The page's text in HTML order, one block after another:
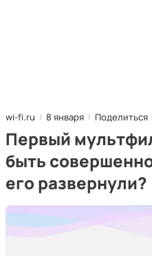
wi-fi.ru 8 января Поделиться
Первый
быть
его развернули?